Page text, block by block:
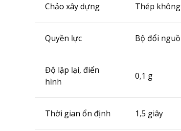
Chảo xây dựng Thép
Quyền lực Bộ đổi
Độ lặp lại, điển
hình
0,1 g
Thời gian ổn định 1,5 giây